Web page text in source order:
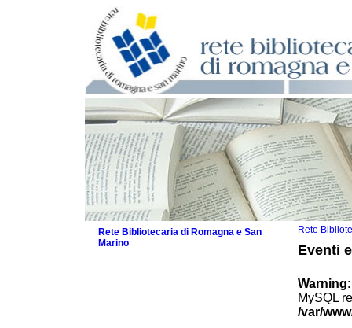
Rete
Eventi
Warning
MySQL
/var/
Rete Bibliotecaria di Romagna e San
Marino